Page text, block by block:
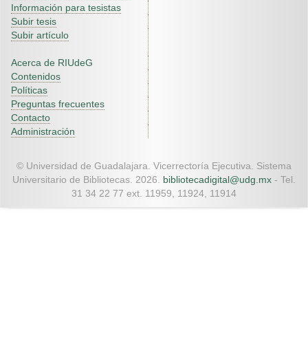
Información para tesistas
Subir tesis
Subir artículo
Acerca de RIUdeG
Contenidos
Políticas
Preguntas frecuentes
Contacto
Administración
© Universidad de Guadalajara. Vicerrectoría Ejecutiva. Sistema
Universitario de Bibliotecas. 2026. bibliotecadigital@udg.mx - Tel.
31 34 22 77 ext. 11959, 11924, 11914